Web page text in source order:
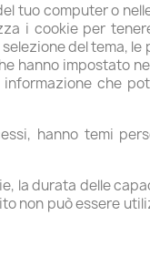
tuo computer o
i cookie per
del tema, le
hanno impostato
che
hanno temi
la durata delle
non può essere